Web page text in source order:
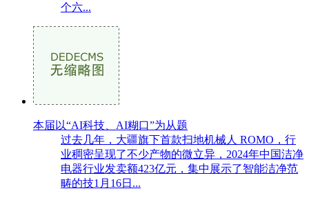
个六...
本届以“AI科技、AI糊口”为从题
过去几年，大疆旗下首款扫地机械人 ROMO，行
业稠密呈现了不少产物的微立异，2024年中国洁净
电器行业发卖额423亿元，集中展示了智能洁净范
畴的技1月16日...